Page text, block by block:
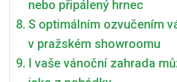
nebo připálený hrnec
S optimálním ozvučením
v pražském showroomu
I vaše vánoční zahrada